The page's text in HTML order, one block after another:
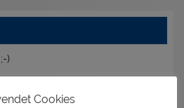
)
Cookies